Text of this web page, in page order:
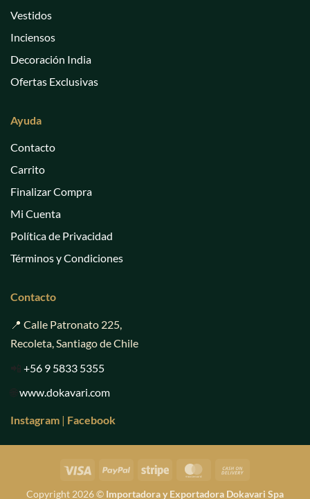
Vestidos
Inciensos
Decoración India
Ofertas Exclusivas
Ayuda
Contacto
Carrito
Finalizar Compra
Mi Cuenta
Política de Privacidad
Términos y Condiciones
Contacto
📍 Calle Patronato 225,
Recoleta, Santiago de Chile
📲 +56 9 5833 5355
🌐www.dokavari.com
Instagram | Facebook
Visa PayPal Stripe MasterCard
Copyright 2026 © Importadora y Exportadora Dokavari Spa